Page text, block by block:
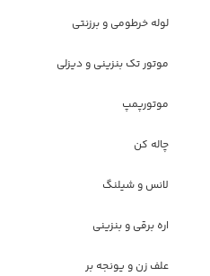
لوله خرطومی و برزنتی
موتور تک بنزینی و دیزلی
موتورپمپ
چاله کن
لانس و شیلنگ
اره برقی و بنزینی
علف زن و یونجه بر